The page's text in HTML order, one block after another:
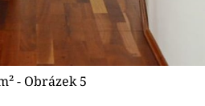
- Obrázek 5